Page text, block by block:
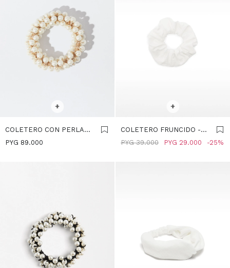
+
COLETERO CON PERLAS -
BLANCO
PYG 89.000
+
COLETERO FRUNCIDO -
BLANCO
PYG 29.000
PYG 39.000 25